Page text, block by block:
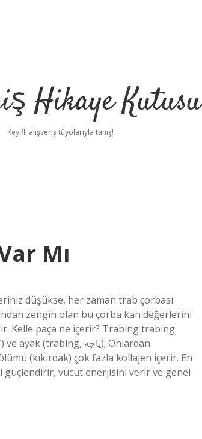
Hikaye Kutusu
Keyifli alışveriş tüyolarıyla tanış!
Mı
düşükse, her zaman trab çorbası
zengin olan bu çorba kan değerlerini
Kelle paça ne içerir? Trabing trabing
(kıkırdak) çok fazla kollajen içerir. En
güçlendirir, vücut enerjisini verir ve genel